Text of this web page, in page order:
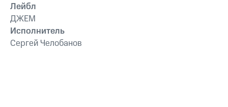
Лейбл
ДЖЕМ
Исполнитель
Сергей Челобанов